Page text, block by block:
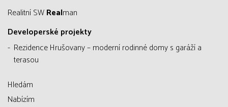
Realitní SWRealman
Developerské projekty
Rezidence Hrušovany – moderní rodinné domy s garáží a
terasou
Hledám
Nabízím